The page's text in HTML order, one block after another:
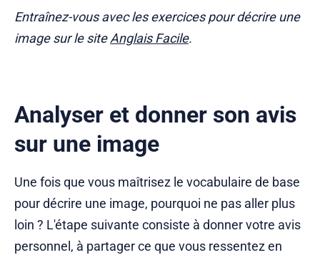
Entraînez-vous avec les exercices pour décrire une
image sur le siteAnglais Facile.
Analyser et donner son avis
sur une image
Une fois que vous maîtrisez le vocabulaire de base
pour décrire une image, pourquoi ne pas aller plus
loin ? L'étape suivante consiste à donner votre avis
personnel, à partager ce que vous ressentez en